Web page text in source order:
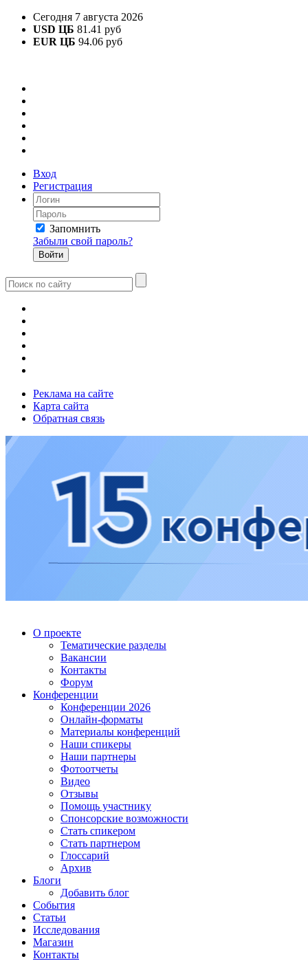
Сегодня 7 августа 2026
USD ЦБ 81.41 руб
EUR ЦБ 94.06 руб
Вход
Регистрация
Запомнить
Забыли свой пароль?
Реклама на сайте
Карта сайта
Обратная связь
О проекте
Тематические разделы
Вакансии
Контакты
Форум
Конференции
Конференции 2026
Онлайн-форматы
Материалы конференций
Наши спикеры
Наши партнеры
Фотоотчеты
Видео
Отзывы
Помощь участнику
Спонсорские возможности
Стать спикером
Стать партнером
Глоссарий
Архив
Блоги
Добавить блог
События
Статьи
Исследования
Магазин
Контакты